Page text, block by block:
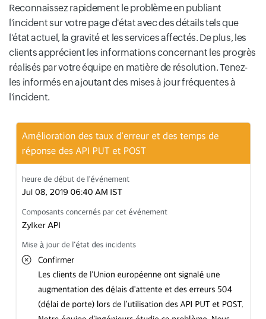
Reconnaissez rapidement le problème en publiant
l'incident sur votre page d'état avec des détails tels que
l'état actuel, la gravité et les services affectés. De plus, les
clients apprécient les informations concernant les progrès
réalisés par votre équipe en matière de résolution. Tenez-
les informés en ajoutant des mises à jour fréquentes à
l'incident.